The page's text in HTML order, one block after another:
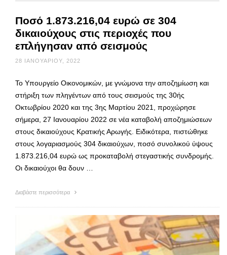
Ποσό 1.873.216,04 ευρώ σε 304
δικαιούχους στις περιοχές που
επλήγησαν από σεισμούς
28 ΙΑΝΟΥΑΡΊΟΥ, 2022
Το Υπουργείο Οικονομικών, με γνώμονα την αποζημίωση και
στήριξη των πληγέντων από τους σεισμούς της 30ής
Οκτωβρίου 2020 και της 3ης Μαρτίου 2021, προχώρησε
σήμερα, 27 Ιανουαρίου 2022 σε νέα καταβολή αποζημιώσεων
στους δικαιούχους Κρατικής Αρωγής. Ειδικότερα, πιστώθηκε
στους λογαριασμούς 304 δικαιούχων, ποσό συνολικού ύψους
1.873.216,04 ευρώ ως προκαταβολή στεγαστικής συνδρομής.
Οι δικαιούχοι θα δουν …
Διαβάστε περισσότερα